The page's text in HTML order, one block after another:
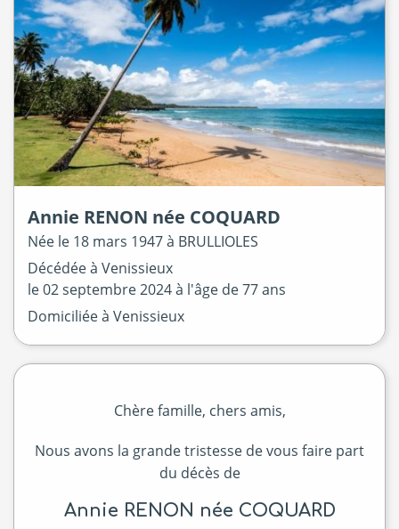
Annie RENON née COQUARD
Née le 18 mars 1947 à BRULLIOLES
Décédée à Venissieux
le02 septembre 2024à l'âge de 77 ans
Domiciliée à Venissieux
Chère famille, chers amis,
Nous avons la grande tristesse de vous faire part
du décès de
Annie RENON née COQUARD